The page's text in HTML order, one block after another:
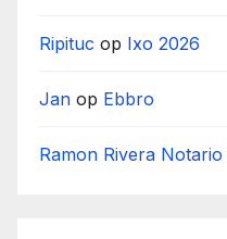
Ripituc op Ixo 2026
Jan op Ebbro
Ramon Rivera Notario